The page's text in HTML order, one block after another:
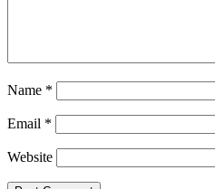
Name *
Email *
Website